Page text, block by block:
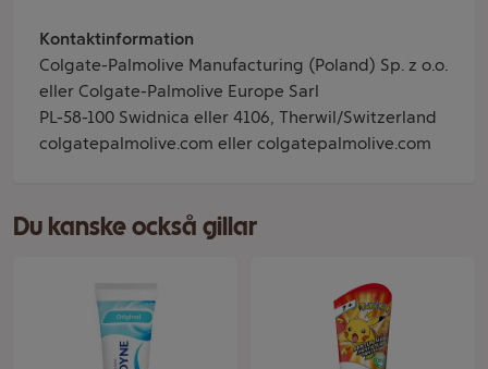
Kontaktinformation
Colgate-Palmolive Manufacturing (Poland) Sp. z o.o.
eller Colgate-Palmolive Europe Sarl
PL-58-100 Swidnica eller 4106, Therwil/Switzerland
colgatepalmolive.com eller colgatepalmolive.com
Du kanske också gillar